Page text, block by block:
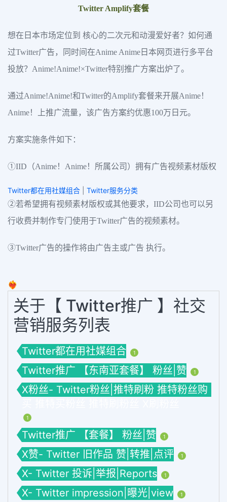
Twitter Amplify套餐
想在日本市场定位到 核心的二次元和动漫爱好者？如何通
过Twitter广告，同时间在Anime Anime日本网页进行多平台
投放？Anime!Anime!×Twitter特别推广方案出炉了。
通过Anime!Anime!和Twitter的Amplify套餐来开展Anime！
Anime！上推广流量，该广告方案约优惠100万日元。
方案实施条件如下：
①IID（Anime！Anime！所属公司）拥有广告视频素材版权
Twitter都在用社媒组合
Twitter服务分类
②若希望拥有视频素材版权或其他要求，IID公司也可以另
行收费并制作专门使用于Twitter广告的视频素材。
③Twitter广告的操作将由广告主或广告 执行。
❤️‍🔥
关于【 Twitter推广 】社交
营销服务列表
Twitter都在用社媒组合 1
Twitter推广 【东南亚套餐】 粉丝|赞 1
X粉丝- Twitter粉丝|推特刷粉 推特粉丝购
1
Twitter推广 【套餐】 粉丝|赞 1
X赞- Twitter 旧作品 赞|转推|点评 1
X- Twitter 投诉|举报|Reports 1
X- Twitter impression|曝光|view 1